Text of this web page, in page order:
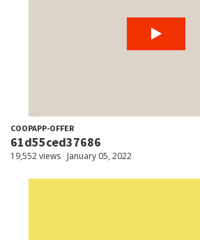
COOPAPP-OFFER
61d55ced37686
19,552 views January 05, 2022